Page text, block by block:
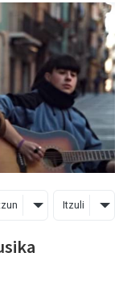
Itzuli